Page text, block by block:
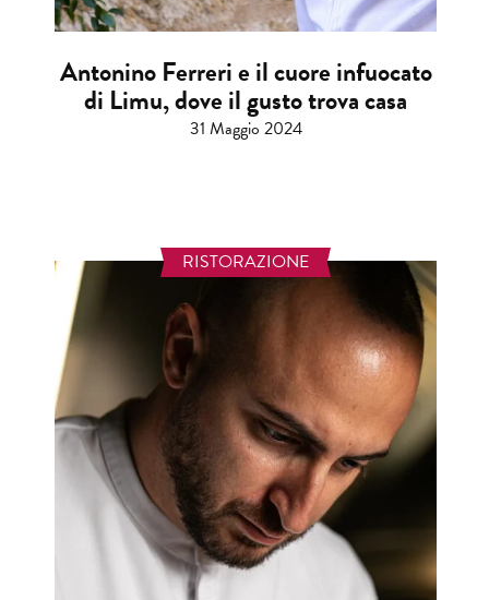
Antonino Ferreri e il cuore infuocato
di Limu, dove il gusto trova casa
31 Maggio 2024
RISTORAZIONE